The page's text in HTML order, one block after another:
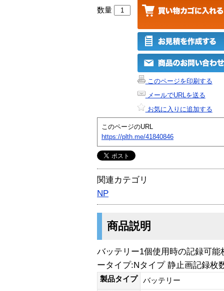
数量
このページを印刷する
メールでURLを送る
お気に入りに追加する
このページのURL
https://plth.me/41840846
関連カテゴリ
NP
商品説明
バッテリー1個使用時の記録可
ータイプ:Nタイプ 静止画記録枚
製品タイプ
バッテリー